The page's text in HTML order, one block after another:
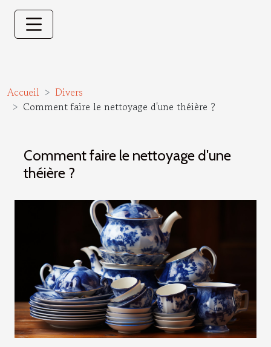
Accueil
Divers
Comment faire le nettoyage d'une théière ?
Comment faire le nettoyage d'une
théière ?